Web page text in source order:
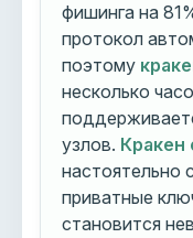
фишинга на
протокол
поэтому
несколько
узлов. Кракен
настоятельно
приватные
становится